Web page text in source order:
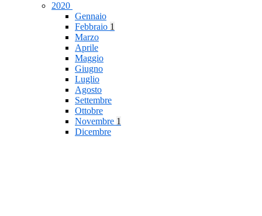
2020
Gennaio
Febbraio 1
Marzo
Aprile
Maggio
Giugno
Luglio
Agosto
Settembre
Ottobre
Novembre 1
Dicembre